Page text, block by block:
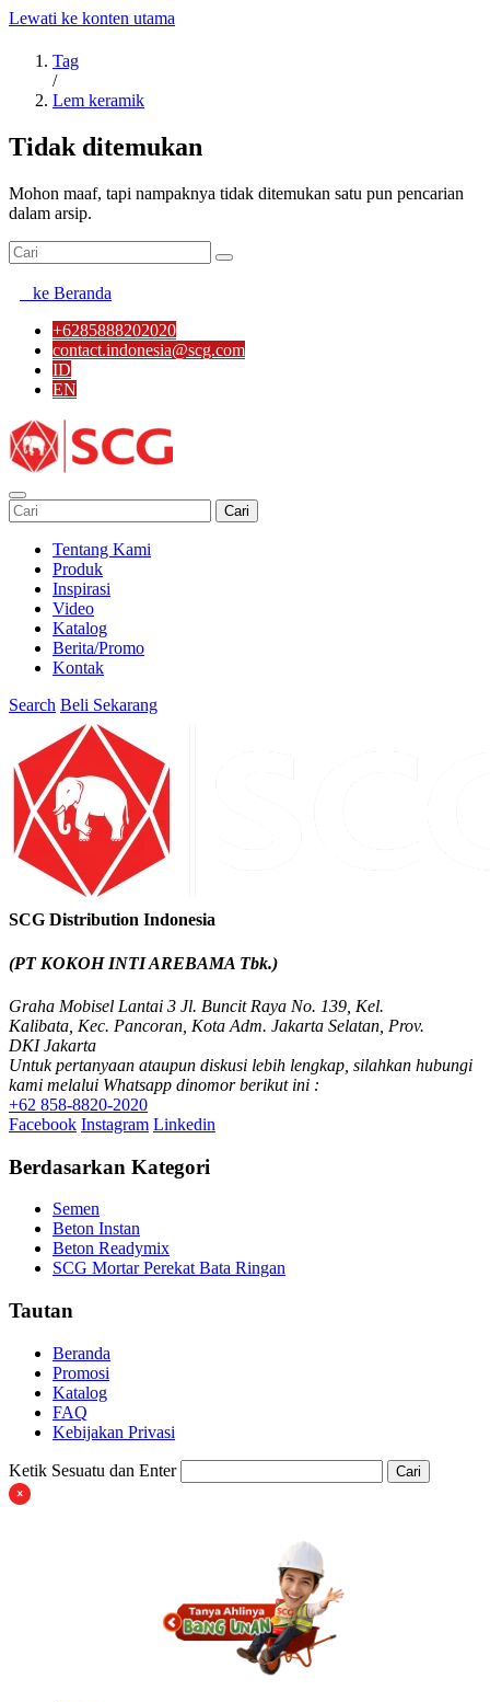
Lewati ke konten utama
Tag
/
Lem keramik
Tidak ditemukan
Mohon maaf, tapi nampaknya tidak ditemukan satu pun pencarian
dalam arsip.
ke Beranda
+6285888202020
contact.indonesia@scg.com
ID
EN
Cari
Tentang Kami
Produk
Inspirasi
Video
Katalog
Berita/Promo
Kontak
Search Beli Sekarang
SCG Distribution Indonesia
(PT KOKOH INTI AREBAMA Tbk.)
Graha Mobisel Lantai 3 Jl. Buncit Raya No. 139, Kel.
Kalibata, Kec. Pancoran, Kota Adm. Jakarta Selatan, Prov.
DKI Jakarta
Untuk pertanyaan ataupun diskusi lebih lengkap, silahkan hubungi
kami melalui Whatsapp dinomor berikut ini :
+62 858-8820-2020
Facebook Instagram Linkedin
Berdasarkan Kategori
Semen
Beton Instan
Beton Readymix
SCG Mortar Perekat Bata Ringan
Tautan
Beranda
Promosi
Katalog
FAQ
Kebijakan Privasi
Ketik Sesuatu dan Enter Cari